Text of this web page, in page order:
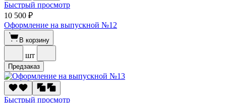
Быстрый просмотр
10 500 ₽
Оформление на выпускной №12
В корзину
шт
Предзаказ
Быстрый просмотр